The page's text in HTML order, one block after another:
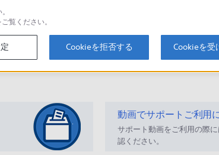
動画でサポートご利用
サポート動画をご利用の際
認ください。
ご覧ください。
Cookieを拒否する Cookieを受